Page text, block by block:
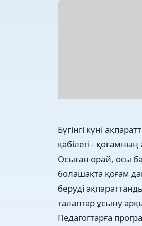
Бүгінгі күні
қабілеті -
Осыған орай, осы
болашақта қоғам
беруді
талаптар ұсыну
Педагогтарға